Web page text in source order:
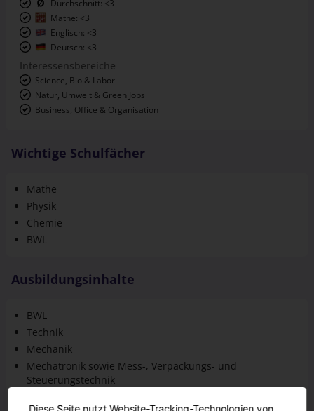
Durchschnitt: <3
Mathe: <3
Englisch: <3
Deutsch: <3
Interessensbereiche
Science, Bio & Labor
Natur, Umwelt & Green Jobs
Business, Office & Organisation
Wichtige Schulfächer
Mathe
Physik
Chemie
BWL
Ausbildungsinhalte
BWL
Technik
Mechanik
Mechatronik sowie Mess-, Verpackungs- und
Steuerungstechnik
Diese Seite nutzt Website-Tracking-Technologien von